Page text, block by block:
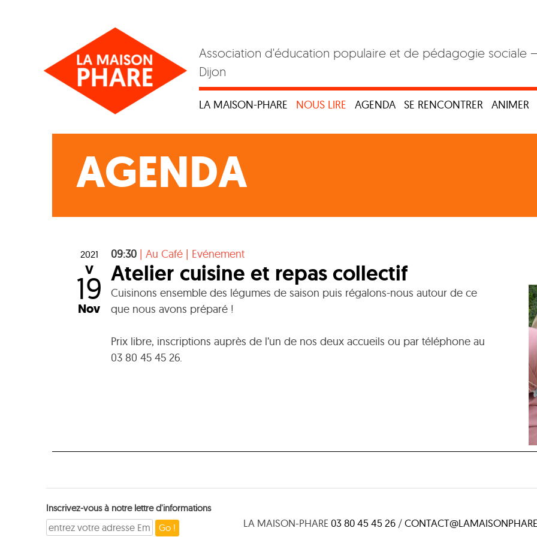
Association d'éducation populaire et de pédagogie sociale
Dijon
LA MAISON-PHARE NOUS LIRE AGENDA SE RENCONTRER ANIMER
AGENDA
2021
V
19
Nov
09:30 | Au Café | Evénement
Atelier cuisine et repas collectif
Cuisinons ensemble des légumes de saison puis régalons-nous autour de ce
que nous avons préparé !
Prix libre, inscriptions auprès de l’un de nos deux accueils ou par téléphone au
03 80 45 45 26.
Inscrivez-vous à notre lettre d'informations
LA MAISON-PHARE03 80 45 45 26 /